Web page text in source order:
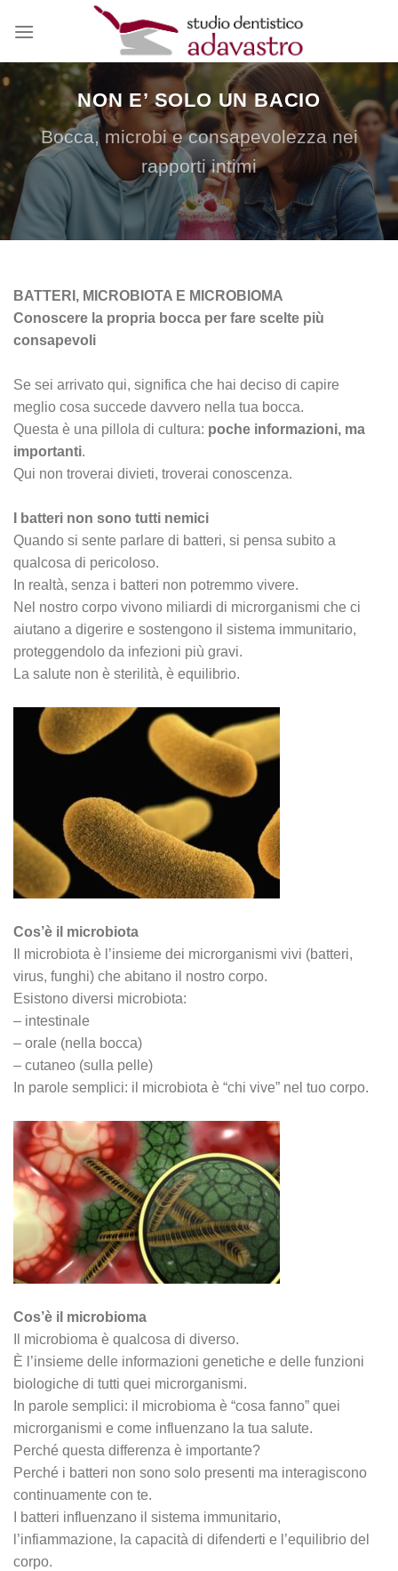
NON E’ SOLO UN BACIO
Bocca, microbi e consapevolezza nei
rapporti intimi
BATTERI, MICROBIOTA E MICROBIOMA
Conoscere la propria bocca per fare scelte più
consapevoli
Se sei arrivato qui, significa che hai deciso di capire
meglio cosa succede davvero nella tua bocca.
Questa è una pillola di cultura: poche informazioni, ma
importanti.
Qui non troverai divieti, troverai conoscenza.
I batteri non sono tutti nemici
Quando si sente parlare di batteri, si pensa subito a
qualcosa di pericoloso.
In realtà, senza i batteri non potremmo vivere.
Nel nostro corpo vivono miliardi di microrganismi che ci
aiutano a digerire e sostengono il sistema immunitario,
proteggendolo da infezioni più gravi.
La salute non è sterilità, è equilibrio.
Cos’è il microbiota
Il microbiota è l’insieme dei microrganismi vivi (batteri,
virus, funghi) che abitano il nostro corpo.
Esistono diversi microbiota:
– intestinale
– orale (nella bocca)
– cutaneo (sulla pelle)
In parole semplici: il microbiota è “chi vive” nel tuo corpo.
Cos’è il microbioma
Il microbioma è qualcosa di diverso.
È l’insieme delle informazioni genetiche e delle funzioni
biologiche di tutti quei microrganismi.
In parole semplici: il microbioma è “cosa fanno” quei
microrganismi e come influenzano la tua salute.
Perché questa differenza è importante?
Perché i batteri non sono solo presenti ma interagiscono
continuamente con te.
I batteri influenzano il sistema immunitario,
l’infiammazione, la capacità di difenderti e l’equilibrio del
corpo.